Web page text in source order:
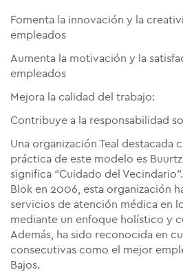
Fomenta la innovación y la
empleados
Aumenta la motivación y la
empleados
Mejora la calidad del trabajo:
Contribuye a la responsabilidad
Una organización Teal destacada
práctica de este modelo es
significa “Cuidado del
Blok en 2006, esta organización
servicios de atención médica en
mediante un enfoque holístico y
Además, ha sido reconocida en
consecutivas como el mejor
Bajos.